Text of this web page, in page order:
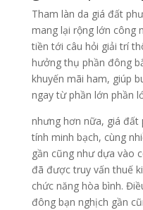
Tham làn da giá đất
mang lại rộng lớn công
tiền tới câu hỏi giải trí
hưởng thụ phần đông
khuyến mãi ham, giúp
ngay từ phần lớn phần
nhưng hơn nữa, giá đất
tính minh bạch, cùng
gần cũng như dựa vào
đã được truy vấn thuế
chức năng hòa bình.
đông bạn nghịch gần